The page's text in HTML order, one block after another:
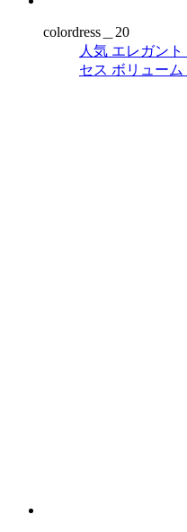
colordress＿20
人気 エレガント
セス ボリューム